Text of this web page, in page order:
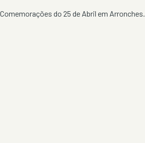
Comemorações do 25 de Abril em Arronches.